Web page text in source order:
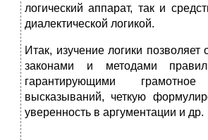
логический аппарат, так и
диалек­тической логикой.
Итак, изучение логики
законами и методами
гарантирующими грамотное
высказываний, четкую
уверенность в аргументации и др.